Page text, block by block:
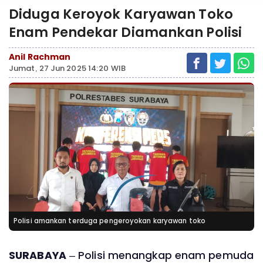
Diduga Keroyok Karyawan Toko
Enam Pendekar Diamankan Polisi
Anil Rachman
Jumat, 27 Jun 2025 14:20 WIB
Polisi amankan terduga pengeroyokan karyawan toko
SURABAYA– Polisi menangkap enam pemuda